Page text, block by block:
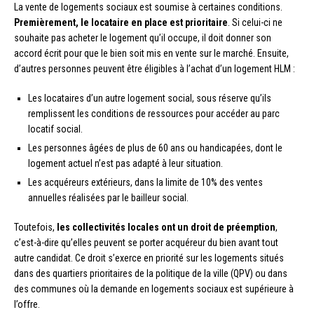
La vente de logements sociaux est soumise à certaines conditions.
Premièrement, le locataire en place est prioritaire . Si celui-ci ne
souhaite pas acheter le logement qu’il occupe, il doit donner son
accord écrit pour que le bien soit mis en vente sur le marché. Ensuite,
d’autres personnes peuvent être éligibles à l’achat d’un logement HLM :
Les locataires d’un autre logement social, sous réserve qu’ils
remplissent les conditions de ressources pour accéder au parc
locatif social.
Les personnes âgées de plus de 60 ans ou handicapées, dont le
logement actuel n’est pas adapté à leur situation.
Les acquéreurs extérieurs, dans la limite de 10% des ventes
annuelles réalisées par le bailleur social.
Toutefois, les collectivités locales ont un droit de préemption,
c’est-à-dire qu’elles peuvent se porter acquéreur du bien avant tout
autre candidat. Ce droit s’exerce en priorité sur les logements situés
dans des quartiers prioritaires de la politique de la ville (QPV) ou dans
des communes où la demande en logements sociaux est supérieure à
l’offre.